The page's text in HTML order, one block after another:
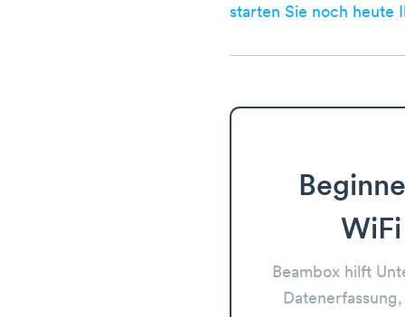
starten Sie noch heute
Beambox hilft